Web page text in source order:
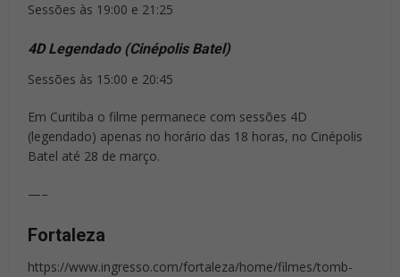
Sessões às 19:00 e 21:25
4D Legendado (Cinépolis Batel)
Sessões às 15:00 e 20:45
Em Curitiba o filme permanece com sessões 4D
(legendado) apenas no horário das 18 horas, no Cinépolis
Batel até 28 de março.
—–
Fortaleza
https://www.ingresso.com/fortaleza/home/filmes/tomb-